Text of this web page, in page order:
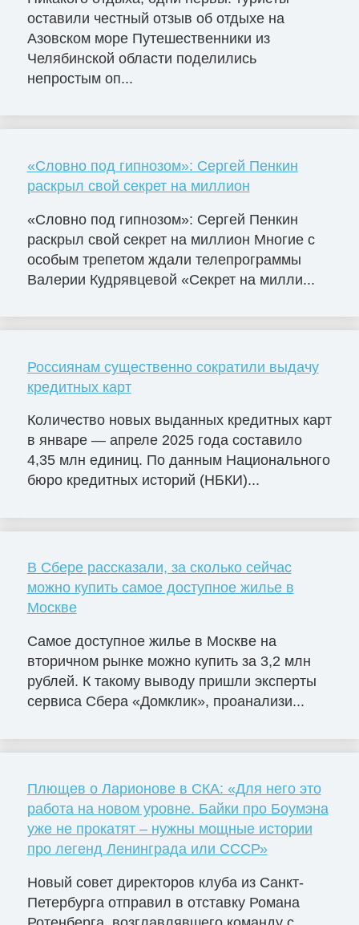
оставили честный отзыв об отдыхе на
Азовском море Путешественники из
Челябинской области поделились
непростым оп...
«Словно под гипнозом»: Сергей Пенкин
раскрыл свой секрет на миллион
«Словно под гипнозом»: Сергей Пенкин
раскрыл свой секрет на миллион Многие с
особым трепетом ждали телепрограммы
Валерии Кудрявцевой «Секрет на милли...
Россиянам существенно сократили выдачу
кредитных карт
Количество новых выданных кредитных карт
в январе — апреле 2025 года составило
4,35 млн единиц. По данным Национального
бюро кредитных историй (НБКИ)...
В Сбере рассказали, за сколько сейчас
можно купить самое доступное жилье в
Москве
Самое доступное жилье в Москве на
вторичном рынке можно купить за 3,2 млн
рублей. К такому выводу пришли эксперты
сервиса Сбера «Домклик», проанализи...
Плющев о Ларионове в СКА: «Для него это
работа на новом уровне. Байки про Боумэна
уже не прокатят – нужны мощные истории
про легенд Ленинграда или СССР»
Новый совет директоров клуба из Санкт-
Петербурга отправил в отставку Романа